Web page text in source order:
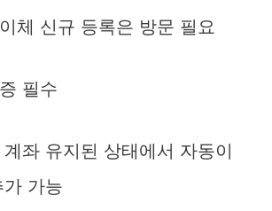
체 신규 등록은 방문 필요
필수
계좌 유지된 상태에서 자동이
가 가능